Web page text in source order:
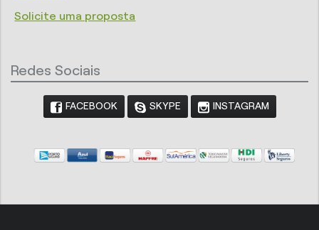
Solicite uma proposta
Redes Sociais
FACEBOOK SKYPE INSTAGRAM